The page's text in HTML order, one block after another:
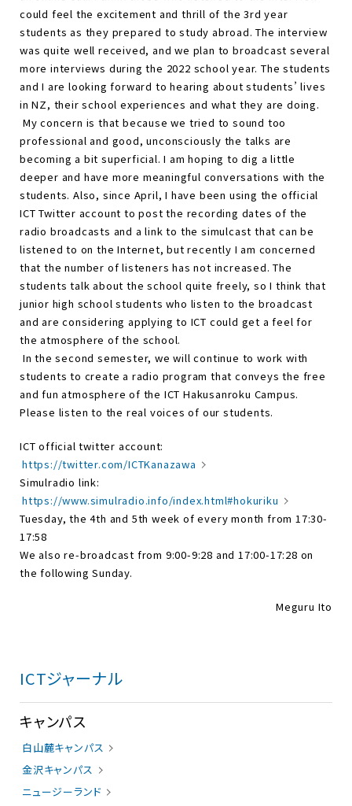
could feel the excitement and thrill of the 3rd year
students as they prepared to study abroad. The interview
was quite well received, and we plan to broadcast several
more interviews during the 2022 school year. The students
and I are looking forward to hearing about students’ lives
in NZ, their school experiences and what they are doing.
My concern is that because we tried to sound too
professional and good, unconsciously the talks are
becoming a bit superficial. I am hoping to dig a little
deeper and have more meaningful conversations with the
students. Also, since April, I have been using the official
ICT Twitter account to post the recording dates of the
radio broadcasts and a link to the simulcast that can be
listened to on the Internet, but recently I am concerned
that the number of listeners has not increased. The
students talk about the school quite freely, so I think that
junior high school students who listen to the broadcast
and are considering applying to ICT could get a feel for
the atmosphere of the school.
In the second semester, we will continue to work with
students to create a radio program that conveys the free
and fun atmosphere of the ICT Hakusanroku Campus.
Please listen to the real voices of our students.
ICT official twitter account:
https://twitter.com/ICTKanazawa
Simulradio link:
https://www.simulradio.info/index.html#hokuriku
Tuesday, the 4th and 5th week of every month from 17:30-
17:58
We also re-broadcast from 9:00-9:28 and 17:00-17:28 on
the following Sunday.
Meguru Ito
ICTジャーナル
キャンパス
白山麓キャンパス
金沢キャンパス
ニュージーランド